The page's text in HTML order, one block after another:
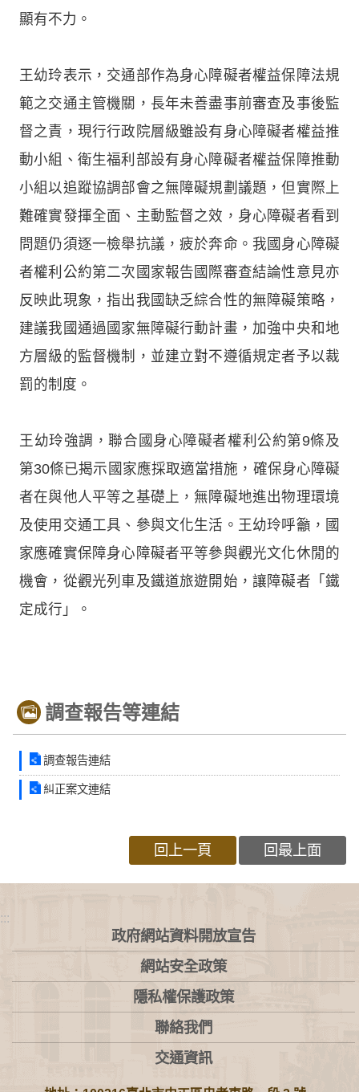
顯有不力。
王幼玲表示，交通部作為身心障礙者權益保障法規
範之交通主管機關，長年未善盡事前審查及事後監
督之責，現行行政院層級雖設有身心障礙者權益推
動小組、衛生福利部設有身心障礙者權益保障推動
小組以追蹤協調部會之無障礙規劃議題，但實際上
難確實發揮全面、主動監督之效，身心障礙者看到
問題仍須逐一檢舉抗議，疲於奔命。我國身心障礙
者權利公約第二次國家報告國際審查結論性意見亦
反映此現象，指出我國缺乏綜合性的無障礙策略，
建議我國通過國家無障礙行動計畫，加強中央和地
方層級的監督機制，並建立對不遵循規定者予以裁
罰的制度。
王幼玲強調，聯合國身心障礙者權利公約第9條及
第30條已揭示國家應採取適當措施，確保身心障礙
者在與他人平等之基礎上，無障礙地進出物理環境
及使用交通工具、參與文化生活。王幼玲呼籲，國
家應確實保障身心障礙者平等參與觀光文化休閒的
機會，從觀光列車及鐵道旅遊開始，讓障礙者「鐵
定成行」。
調查報告等連結
調查報告連結
糾正案文連結
回上一頁 回最上面
:::
政府網站資料開放宣告
網站安全政策
隱私權保護政策
聯絡我們
交通資訊